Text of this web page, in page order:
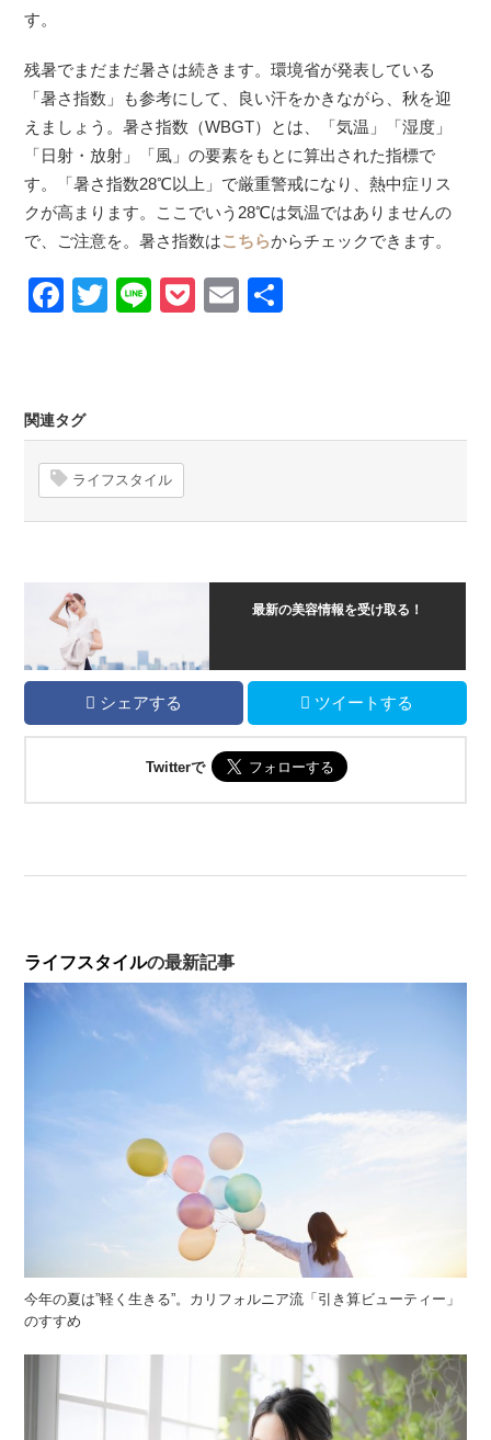
す。
残暑でまだまだ暑さは続きます。環境省が発表している
「暑さ指数」も参考にして、良い汗をかきながら、秋を迎
えましょう。暑さ指数（WBGT）とは、「気温」「湿度」
「日射・放射」「風」の要素をもとに算出された指標で
す。「暑さ指数28℃以上」で厳重警戒になり、熱中症リス
クが高まります。ここでいう28℃は気温ではありませんの
で、ご注意を。暑さ指数はこちらからチェックできます。
Facebook
Twitter
LinePocket
Email
関連タグ
ライフスタイル
最新の美容情報を受け取る！
シェアする ツイートする
Twitterで
ライフスタイルの最新記事
今年の夏は”軽く生きる”。カリフォルニア流「引き算ビューティー」
のすすめ